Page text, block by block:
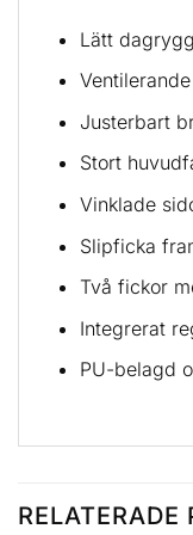
Lätt
Justerbart
Stort
Vinklade
Slipficka
Två fickor
Integrerat
PU-belagd
RELATERADE